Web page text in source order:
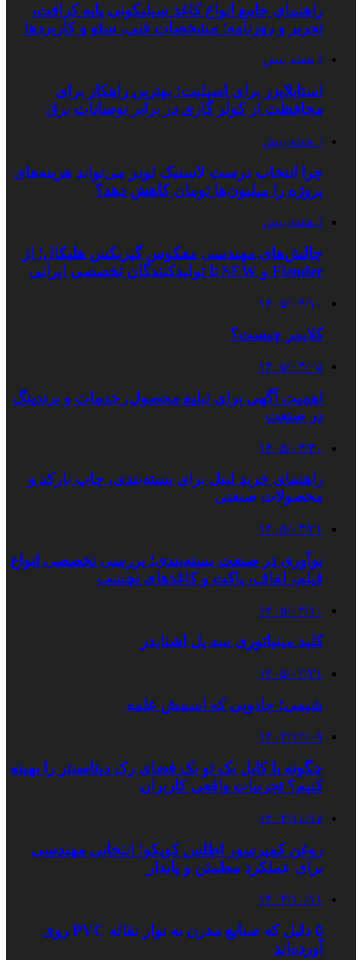
راهنمای جامع انواع کاغذ سیلیکونی پایه کرافت،
تحریر و روزنامه؛ مشخصات فنی، سئو و کاربردها
3 هفته پیش
استابلایزر برای اسپلیت؛ بهترین راهکار برای
محافظت از کولر گازی در برابر نوسانات برق
3 هفته پیش
چرا انتخاب درست لاستیک لودر می‌تواند هزینه‌های
پروژه را میلیون‌ها تومان کاهش دهد؟
3 هفته پیش
چالش‌های مهندسی معکوس گیربکس هلیکال؛ از
Flender و SEW تا تولیدکنندگان تخصصی ایرانی
۱۴۰۵/۰۴/۱۰
کلایمر چیست؟
۱۴۰۵/۰۴/۰۵
اهمیت آگهی برای تبلیغ محصول، خدمات و برندینگ
در صنعت
۱۴۰۵/۰۳/۳۰
راهنمای خرید لیبل برای بسته‌بندی، چاپ بارکد و
محصولات صنعتی
۱۴۰۵/۰۳/۲۱
نوآوری در صنعت بسته‌بندی؛ بررسی تخصصی انواع
فیلم، لفاف، پاکت و کاغذهای نچسب
۱۴۰۵/۰۳/۱۰
کلید مینیاتوری سه پل اشنایدر
۱۴۰۵/۰۲/۳۱
شیمی؛ جادویی که اسمش علمه
۱۴۰۳/۱۲/۰۹
چگونه با کابل بک تو بک فضای رک دیتاسنتر را بهینه
کنیم؟ تجربیات واقعی کاربران
۱۴۰۳/۱۱/۱۷
روغن کمپرسور اطلس کوپکو؛ انتخابی مهندسی
برای عملکرد مطمئن و پایدار
۱۴۰۳/۱۰/۱۱
۵ دلیل که صنایع مدرن به نوار نقاله PVC روی
آورده‌اند